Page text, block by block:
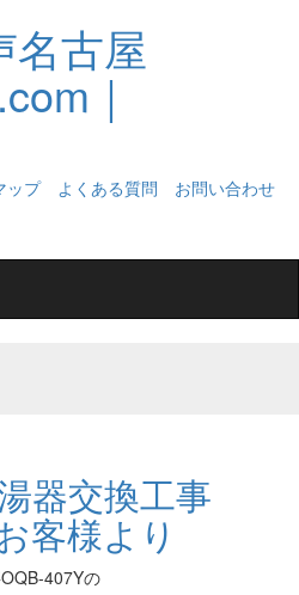
ップ よくある質問
お問い合わせ
器交換工事
客様より